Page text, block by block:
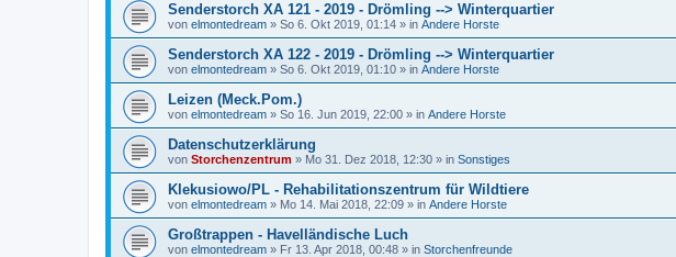
Senderstorch XA 121 - 2019 - Drömling --> Winterquartier
von elmontedream » So 6. Okt 2019, 01:14 » in Andere Horste
Senderstorch XA 122 - 2019 - Drömling --> Winterquartier
von elmontedream » So 6. Okt 2019, 01:10 » in Andere Horste
Leizen (Meck.Pom.)
von elmontedream » So 16. Jun 2019, 22:00 » in Andere Horste
Datenschutzerklärung
von Storchenzentrum » Mo 31. Dez 2018, 12:30 » in Sonstiges
Klekusiowo/PL - Rehabilitationszentrum für Wildtiere
von elmontedream » Mo 14. Mai 2018, 22:09 » in Andere Horste
Großtrappen - Havelländische Luch
von elmontedream » Fr 13. Apr 2018, 00:48 » in Storchenfreunde